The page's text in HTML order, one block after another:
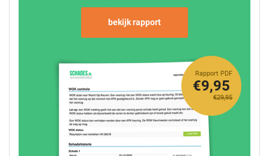
bekijk rapport
Rapport PDF
€29,95
€9,95